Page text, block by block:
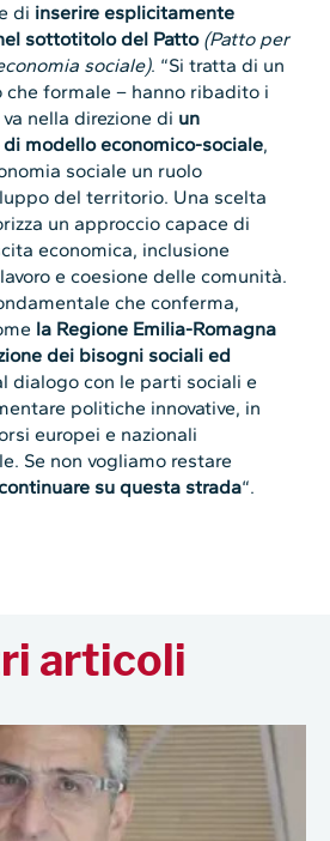
di inserire esplicitamente
sottotitolo del Patto(Patto per
sociale). “Si tratta di un
che formale – hanno ribadito i
nella direzione di un
modello economico-sociale,
sociale un ruolo
del territorio. Una scelta
un approccio capace di
economica, inclusione
e coesione delle comunità.
che conferma,
la Regione Emilia-Romagna
dei bisogni sociali ed
dialogo con le parti sociali e
politiche innovative, in
europei e nazionali
Se non vogliamo restare
su questa strada“.
articoli